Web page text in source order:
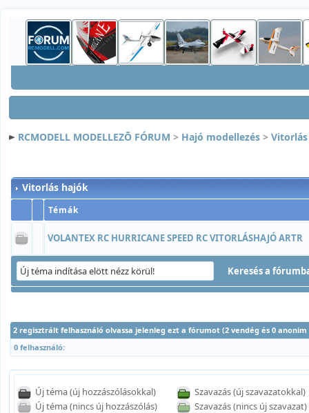
RCMODELL MODELLEZÕ FÓRUM > Hajó modellezés >
Vitorlás hajók
Témák
VOLANTEX RC HURRICANE SPEED RC VITORLÁSHAJÓ ARTR
2 regisztrált felhasználó olvassa jelenleg ezt a fórumot (2 vendég és 0 anonim
0 felhasználó:
Új téma (új hozzászólásokkal)
Új téma (nincs új hozzászólás)
Szavazás (új szavazatokkal)
Szavazás (nincs új szavazat)